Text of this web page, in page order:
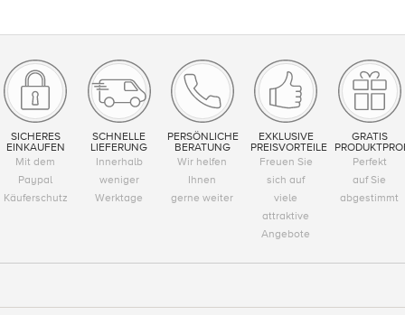
SICHERES
EINKAUFEN
Mit dem
Paypal
Käuferschutz
SCHNELLE
LIEFERUNG
Innerhalb
weniger
Werktage
PERSÖNLICHE
BERATUNG
Wir helfen
Ihnen
gerne weiter
EXKLUSIVE
PREISVORTEILE
Freuen Sie
sich auf
viele
attraktive
Angebote
GRATIS
Perfekt
auf Sie
abgestimmt